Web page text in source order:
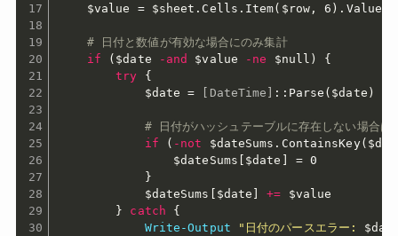
$value = $sheet . Cells . Item( $row, 6 ) . Value
# 日付と数値が有効な場合にのみ集計
if
( $date -and $value -ne $null )
{
try
{
$date = [DateTime] ::Parse ( $date )
# 日付がハッシュテーブルに存在しない場合は
if
( -not $dateSums . ContainsKey(
$dateSums [ $date ]
= 0
}
$dateSums [ $date ] +=
$value
}
catch
{
Write-Output
"日付のパースエラー: